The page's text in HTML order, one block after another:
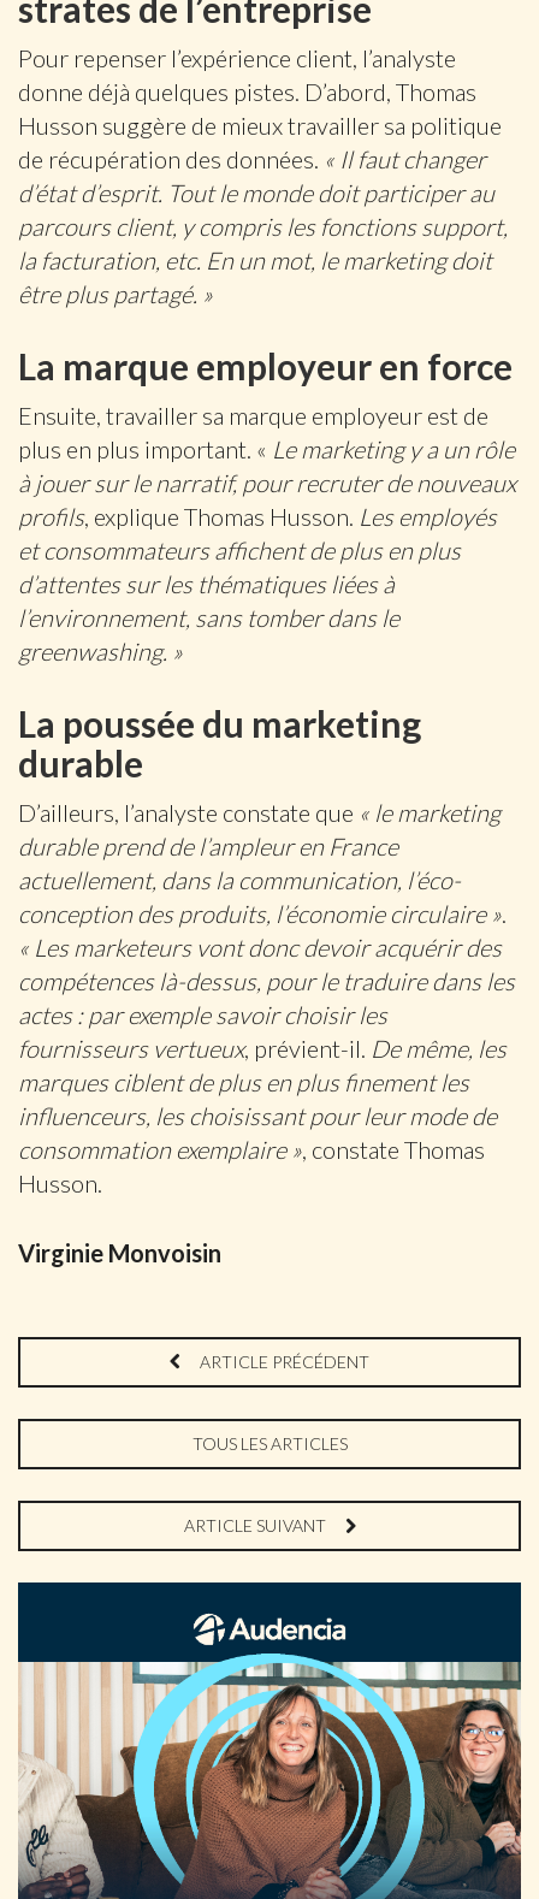
Pour repenser l’expérience client, l’analyste
donne déjà quelques pistes. D’abord, Thomas
Husson suggère de mieux travailler sa politique
de récupération des données. « Il faut changer
d’état d’esprit. Tout le monde doit participer au
parcours client, y compris les fonctions support,
la facturation, etc. En un mot, le marketing doit
être plus partagé. »
La marque employeur en force
Ensuite, travailler sa marque employeur est de
plus en plus important. « Le marketing y a un rôle
à jouer sur le narratif, pour recruter de nouveaux
profils, explique Thomas Husson. Les employés
et consommateurs affichent de plus en plus
d’attentes sur les thématiques liées à
l’environnement, sans tomber dans le
greenwashing. »
La poussée du marketing
durable
D’ailleurs, l’analyste constate que « le marketing
durable prend de l’ampleur en France
actuellement, dans la communication, l’éco-
conception des produits, l’économie circulaire ».
« Les marketeurs vont donc devoir acquérir des
compétences là-dessus, pour le traduire dans les
actes : par exemple savoir choisir les
fournisseurs vertueux, prévient-il. De même, les
marques ciblent de plus en plus finement les
influenceurs, les choisissant pour leur mode de
consommation exemplaire », constate Thomas
Husson.
Virginie Monvoisin
ARTICLE PRÉCÉDENT
TOUS LES ARTICLES
ARTICLE SUIVANT